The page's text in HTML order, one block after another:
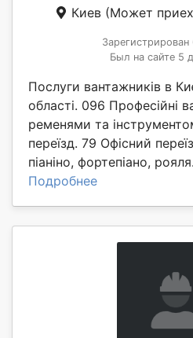
Киев (Может
Зарегистрирован
Был на сайте 5
Послуги вантажників в
області. 096 Професійні
ременями та
переїзд. 79 Офісний
піаніно, фортепіано,
Подробнее